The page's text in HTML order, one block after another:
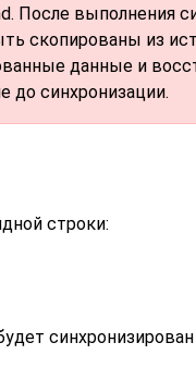
. После выполнения
скопированы из
данные и
до синхронизации.
строки: